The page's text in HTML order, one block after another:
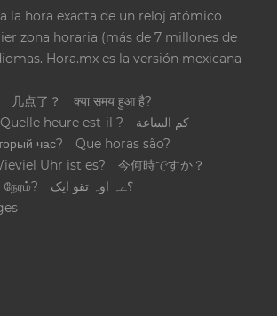
la hora exacta de un reloj atómico
zona horaria (más de 7 millones de
Hora.mx es la versión mexicana
几点了？
क्या समय हुआ है?
Quelle heure est-il ?
كم الساعة
час?
Que horas são?
Uhr ist es?
今何時ですか？
؟ےہ اوہ تقو ایک